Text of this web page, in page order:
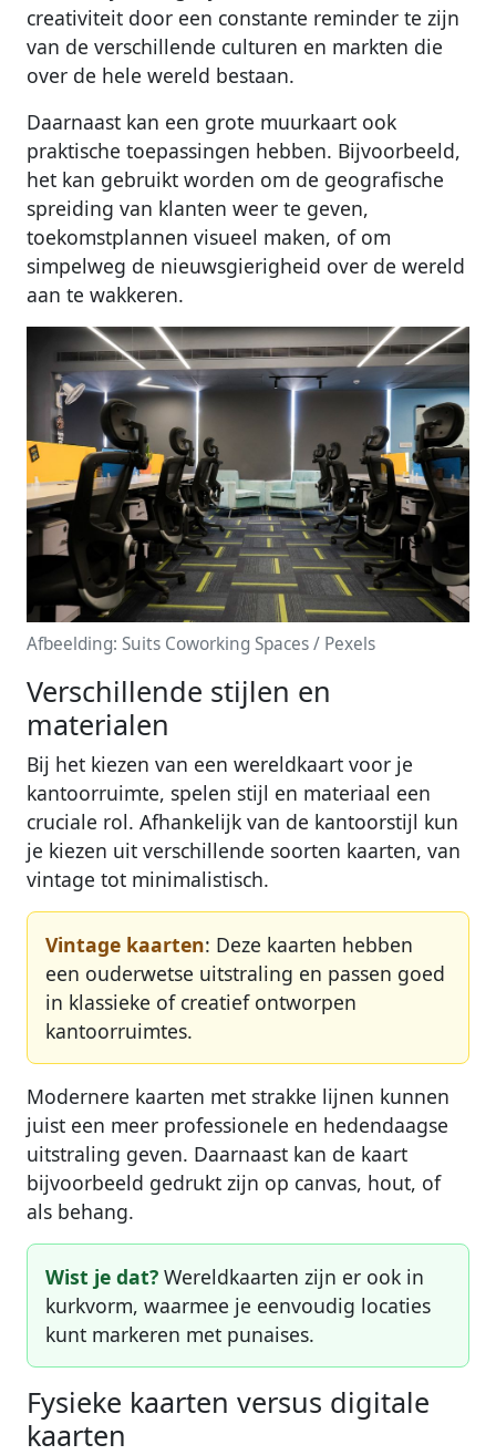
creativiteit door een constante reminder te zijn
van de verschillende culturen en markten die
over de hele wereld bestaan.
Daarnaast kan een grote muurkaart ook
praktische toepassingen hebben. Bijvoorbeeld,
het kan gebruikt worden om de geografische
spreiding van klanten weer te geven,
toekomstplannen visueel maken, of om
simpelweg de nieuwsgierigheid over de wereld
aan te wakkeren.
Afbeelding: Suits Coworking Spaces / Pexels
Verschillende stijlen en
materialen
Bij het kiezen van een wereldkaart voor je
kantoorruimte, spelen stijl en materiaal een
cruciale rol. Afhankelijk van de kantoorstijl kun
je kiezen uit verschillende soorten kaarten, van
vintage tot minimalistisch.
Vintage kaarten: Deze kaarten hebben
een ouderwetse uitstraling en passen goed
in klassieke of creatief ontworpen
kantoorruimtes.
Modernere kaarten met strakke lijnen kunnen
juist een meer professionele en hedendaagse
uitstraling geven. Daarnaast kan de kaart
bijvoorbeeld gedrukt zijn op canvas, hout, of
als behang.
Wist je dat? Wereldkaarten zijn er ook in
kurkvorm, waarmee je eenvoudig locaties
kunt markeren met punaises.
Fysieke kaarten versus digitale
kaarten